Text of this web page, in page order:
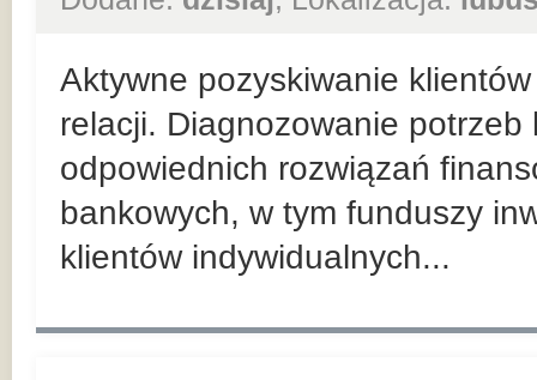
Aktywne pozyskiwanie
relacji. Diagnozowanie
odpowiednich rozwiązań
bankowych, w tym funduszy
klientów indywidualnych...